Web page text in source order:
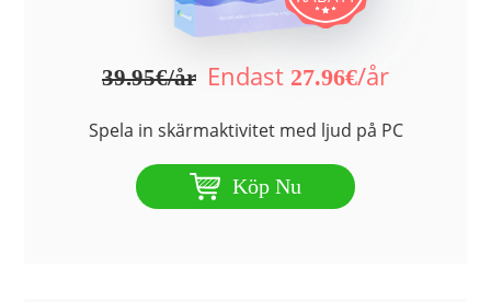
39.95€/år Endast 27.96€/år
Spela in skärmaktivitet med ljud på PC
Köp Nu